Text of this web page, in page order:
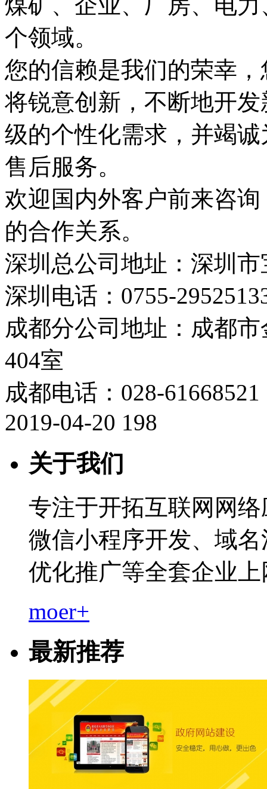
煤矿、企业、厂房、电
个领域。
您的信赖是我们的荣幸
将锐意创新，不断地开
级的个性化需求，并竭
售后服务。
欢迎国内外客户前来咨
的合作关系。
深圳总公司地址：深圳
深圳电话：0755-
成都分公司地址：成都
404室
成都电话：028-61668521
2019-04-20 198
关于我们
专注于开拓互联网网
微信小程序开发、域
优化推广等全套企业
moer+
最新推荐